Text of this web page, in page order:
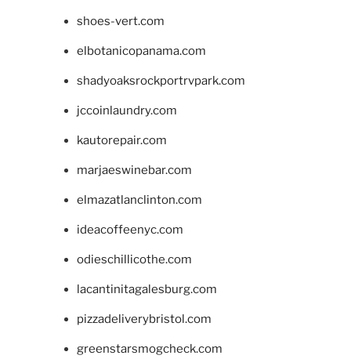
shoes-vert.com
elbotanicopanama.com
shadyoaksrockportrvpark.com
jccoinlaundry.com
kautorepair.com
marjaeswinebar.com
elmazatlanclinton.com
ideacoffeenyc.com
odieschillicothe.com
lacantinitagalesburg.com
pizzadeliverybristol.com
greenstarsmogcheck.com